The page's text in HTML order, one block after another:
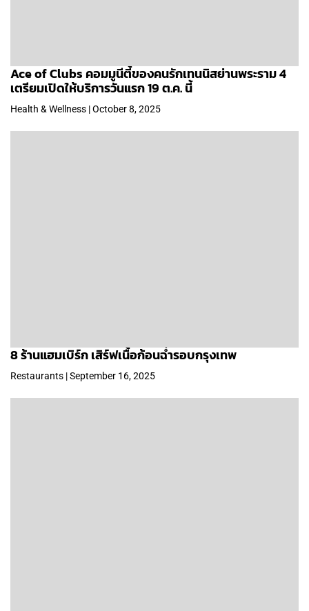
Ace of Clubs คอมมูนีตี้ของคนรักเทนนิสย่านพระราม 4
เตรียมเปิดให้บริการวันแรก 19 ต.ค. นี้
Health & Wellness | October 8, 2025
8 ร้านแฮมเบิร์ก เสิร์ฟเนื้อก้อนฉ่ำรอบกรุงเทพ
Restaurants | September 16, 2025